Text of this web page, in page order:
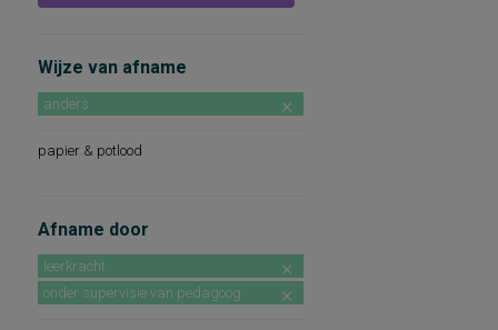
Wijze van afname
anders
papier & potlood
Afname door
leerkracht
onder supervisie van pedagoog